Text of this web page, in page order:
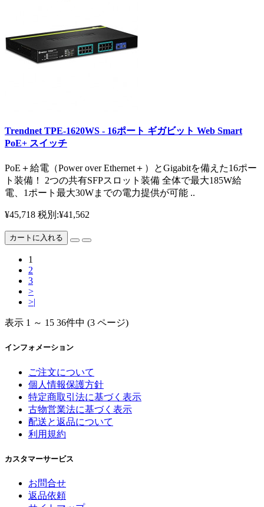
Trendnet TPE-1620WS - 16ポート ギガビット Web Smart
PoE+ スイッチ
PoE＋給電（Power over Ethernet＋）とGigabitを備えた16ポー
ト装備！ 2つの共有SFPスロット装備 全体で最大185W給
電、1ポート最大30Wまでの電力提供が可能 ..
¥45,718 税別:¥41,562
カートに入れる
1
2
3
>
>|
表示 1 ～ 15 36件中 (3 ページ)
インフォメーション
ご注文について
個人情報保護方針
特定商取引法に基づく表示
古物営業法に基づく表示
配送と返品について
利用規約
カスタマーサービス
お問合せ
返品依頼